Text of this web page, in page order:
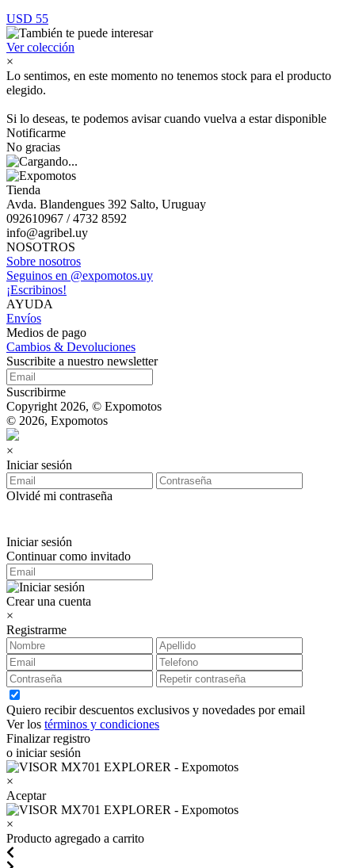
USD 55
Ver colección
×
Lo sentimos, en este momento no tenemos stock para el producto
elegido.
Si lo deseas, te podemos avisar cuando vuelva a estar disponible
Notificarme
No gracias
Tienda
Avda. Blandengues 392 Salto, Uruguay
092610967 / 4732 8592
info@agribel.uy
NOSOTROS
Sobre nosotros
Seguinos en @expomotos.uy
¡Escribinos!
AYUDA
Envíos
Medios de pago
Cambios & Devoluciones
Suscribite a nuestro newsletter
Suscribirme
Copyright 2026, © Expomotos
© 2026, Expomotos
×
Iniciar sesión
Olvidé mi contraseña
Iniciar sesión
Continuar como invitado
Crear una cuenta
×
Registrarme
Quiero recibir descuentos exclusivos y novedades por email
Ver los términos y condiciones
Finalizar registro
o iniciar sesión
×
Aceptar
×
Producto agregado a carrito